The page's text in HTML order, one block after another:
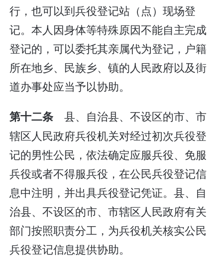
行，也可以到兵役登记站（点）现场登
记。本人因身体等特殊原因不能自主完成
登记的，可以委托其亲属代为登记，户籍
所在地乡、民族乡、镇的人民政府以及街
道办事处应当予以协助。
第十二条 县、自治县、不设区的市、市
辖区人民政府兵役机关对经过初次兵役登
记的男性公民，依法确定应服兵役、免服
兵役或者不得服兵役，在公民兵役登记信
息中注明，并出具兵役登记凭证。县、自
治县、不设区的市、市辖区人民政府有关
部门按照职责分工，为兵役机关核实公民
兵役登记信息提供协助。